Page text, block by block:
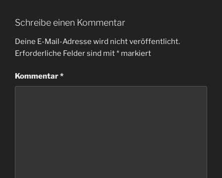
Schreibe einen Kommentar
Deine E-Mail-Adresse wird nicht veröffentlicht.
Erforderliche Felder sind mit* markiert
Kommentar*